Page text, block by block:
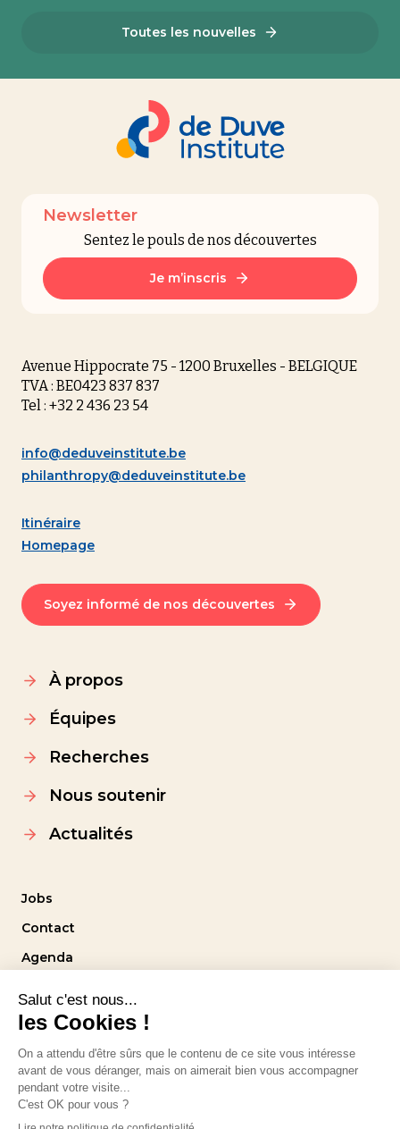
Toutes les nouvelles
Newsletter
Sentez le pouls de nos découvertes
Je m’inscris
Avenue Hippocrate 75 - 1200 Bruxelles - BELGIQUE
TVA : BE0423 837 837
Tel : +32 2 436 23 54
info@deduveinstitute.be
philanthropy@deduveinstitute.be
Itinéraire
Homepage
Soyez informé de nos découvertes
À propos
Équipes
Recherches
Nous soutenir
Actualités
Jobs
Contact
Agenda
Suivez-nous